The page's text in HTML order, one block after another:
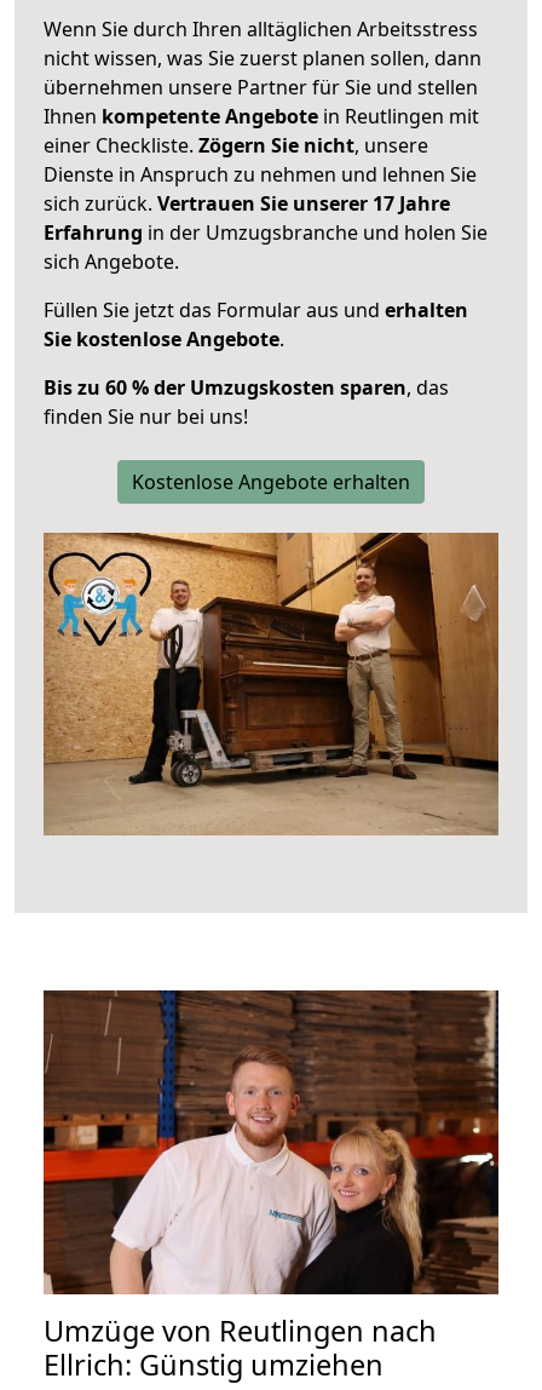
Wenn Sie durch Ihren alltäglichen Arbeitsstress
nicht wissen, was Sie zuerst planen sollen, dann
übernehmen unsere Partner für Sie und stellen
Ihnen kompetente Angebote in Reutlingen mit
einer Checkliste. Zögern Sie nicht, unsere
Dienste in Anspruch zu nehmen und lehnen Sie
sich zurück. Vertrauen Sie unserer 17 Jahre
Erfahrung in der Umzugsbranche und holen Sie
sich Angebote.
Füllen Sie jetzt das Formular aus und erhalten
Sie kostenlose Angebote.
Bis zu 60 % der Umzugskosten sparen, das
finden Sie nur bei uns!
Kostenlose Angebote erhalten
Umzüge von Reutlingen nach
Ellrich: Günstig umziehen